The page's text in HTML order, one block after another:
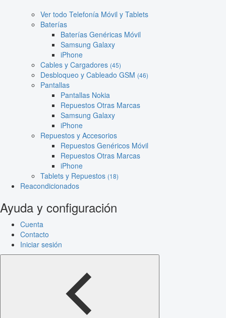
Ver todo Telefonía Móvil y Tablets
Baterías
Baterías Genéricas Móvil
Samsung Galaxy
iPhone
Cables y Cargadores (45)
Desbloqueo y Cableado GSM (46)
Pantallas
Pantallas Nokia
Repuestos Otras Marcas
Samsung Galaxy
iPhone
Repuestos y Accesorios
Repuestos Genéricos Móvil
Repuestos Otras Marcas
iPhone
Tablets y Repuestos (18)
Reacondicionados
Ayuda y configuración
Cuenta
Contacto
Iniciar sesión